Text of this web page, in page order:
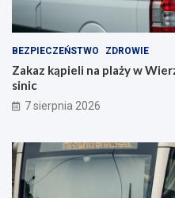
BEZPIECZEŃSTWO ZDROWIE
Zakaz kąpieli na plaży w
sinic
7 sierpnia 2026